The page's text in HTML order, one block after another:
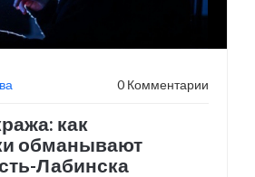
0 Комментарии
как
обманывают
Лабинска